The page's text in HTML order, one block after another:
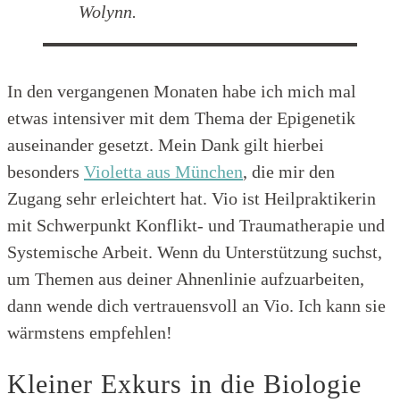
Wolynn.
In den vergangenen Monaten habe ich mich mal
etwas intensiver mit dem Thema der Epigenetik
auseinander gesetzt. Mein Dank gilt hierbei
besonders Violetta aus München, die mir den
Zugang sehr erleichtert hat. Vio ist Heilpraktikerin
mit Schwerpunkt Konflikt- und Traumatherapie und
Systemische Arbeit. Wenn du Unterstützung suchst,
um Themen aus deiner Ahnenlinie aufzuarbeiten,
dann wende dich vertrauensvoll an Vio. Ich kann sie
wärmstens empfehlen!
Kleiner Exkurs in die Biologie